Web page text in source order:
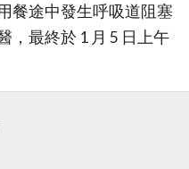
餐途中發生呼吸道阻塞
，最終於 1 月 5 日上午